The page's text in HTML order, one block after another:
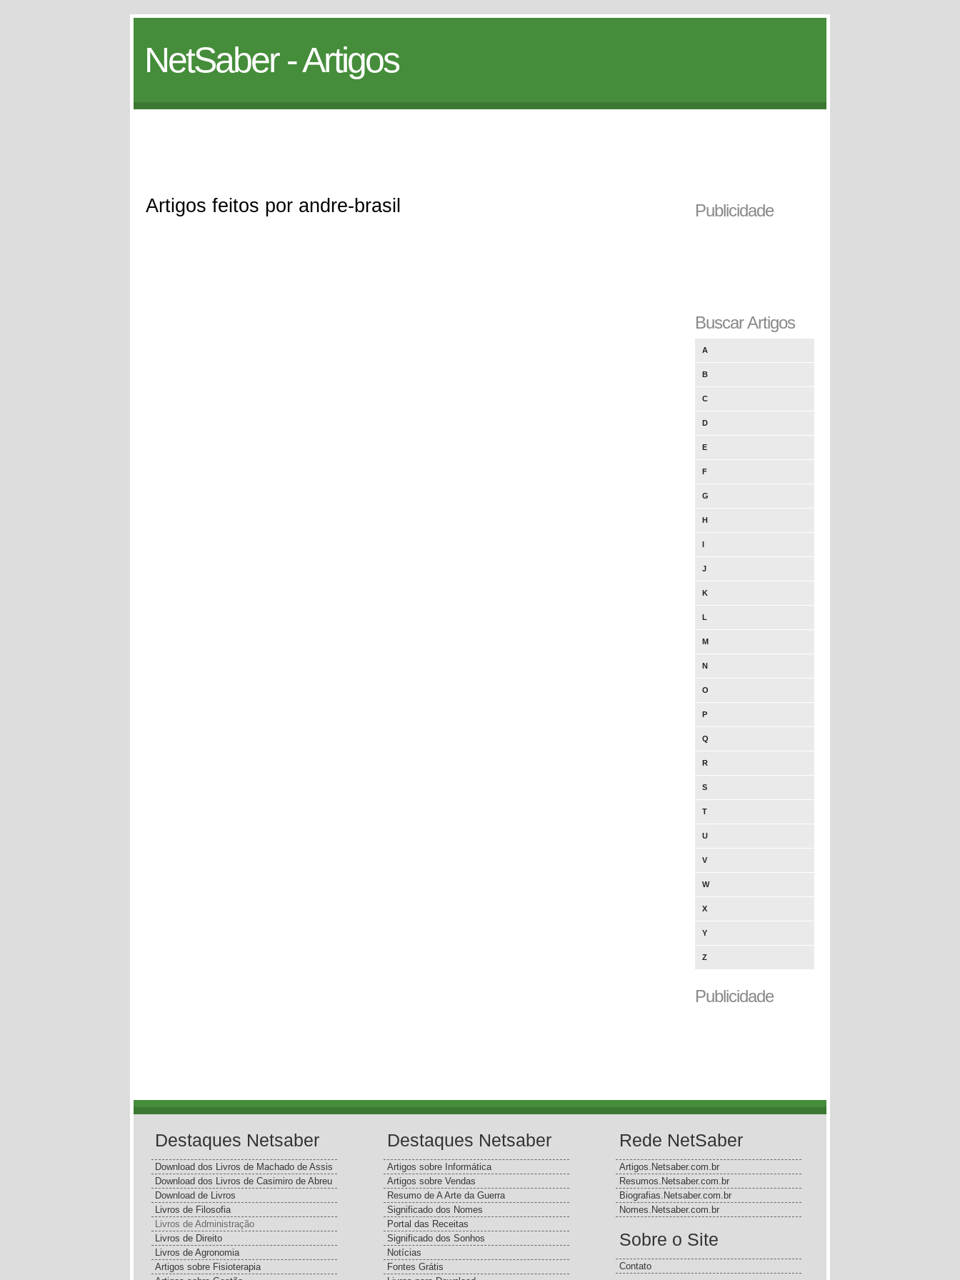
NetSaber - Artigos
Artigos feitos por andre-brasil Publicidade
Buscar Artigos
A
B
C
D
E
F
G
H
I
J
K
L
M
N
O
P
Q
R
S
T
U
V
W
X
Y
Z
Publicidade
Destaques Netsaber
Download dos Livros de Machado de Assis
Download dos Livros de Casimiro de Abreu
Download de Livros
Livros de Filosofia
Livros de Administração
Livros de Direito
Livros de Agronomia
Artigos sobre Fisioterapia
Destaques Netsaber
Artigos sobre Informática
Artigos sobre Vendas
Resumo de A Arte da Guerra
Significado dos Nomes
Portal das Receitas
Significado dos Sonhos
Notícias
Fontes Grátis
Rede NetSaber
Artigos.Netsaber.com.br
Resumos.Netsaber.com.br
Biografias.Netsaber.com.br
Nomes.Netsaber.com.br
Sobre o Site
Contato